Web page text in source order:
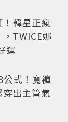
韓星正瘋
，TWICE娜
運
式！寬褲
出主管氣